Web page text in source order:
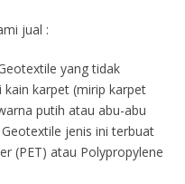
jual :
yang tidak
karpet (mirip karpet
putih atau abu-abu
jenis ini terbuat
(PET) atau Polypropylene